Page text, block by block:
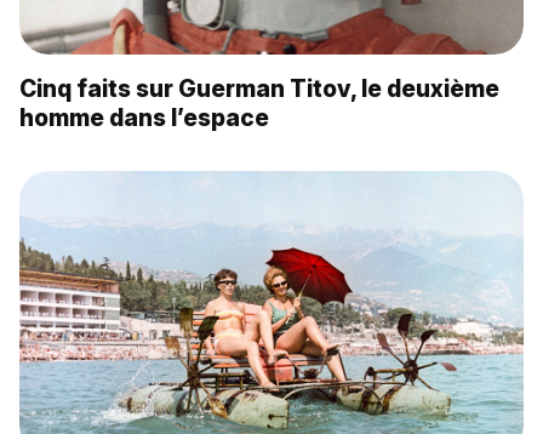
Cinq faits sur Guerman Titov, le deuxième
homme dans l’espace